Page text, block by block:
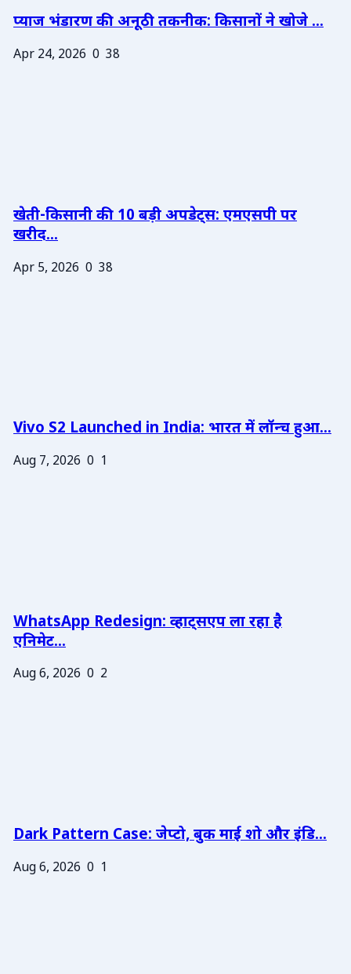
प्याज भंडारण की अनूठी तकनीक: किसानों ने खोजे ...
Apr 24, 2026 0 38
खेती-किसानी की 10 बड़ी अपडेट्स: एमएसपी पर
खरीद...
Apr 5, 2026 0 38
Vivo S2 Launched in India: भारत में लॉन्च हुआ...
Aug 7, 2026 0 1
WhatsApp Redesign: व्हाट्सएप ला रहा है
एनिमेट...
Aug 6, 2026 0 2
Dark Pattern Case: जेप्टो, बुक माई शो और इंडि...
Aug 6, 2026 0 1